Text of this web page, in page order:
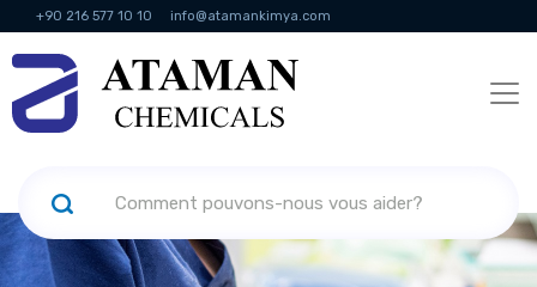
+90 216 577 10 10 info@atamankimya.com
KVKK Politikası Services de la société de l'information
humaines